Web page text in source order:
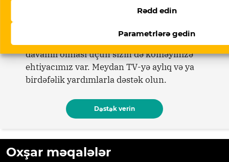
Rədd edin
Parametrlərə gedin
Meydan TV Azərbaycanın media
məkanındakı alternativ səsidir! İşimizin
davamlı olması üçün sizin də köməyinizə
ehtiyacımız var. Meydan TV-yə aylıq və ya
birdəfəlik yardımlarla dəstək olun.
Dəstək verin
Oxşar məqalələr